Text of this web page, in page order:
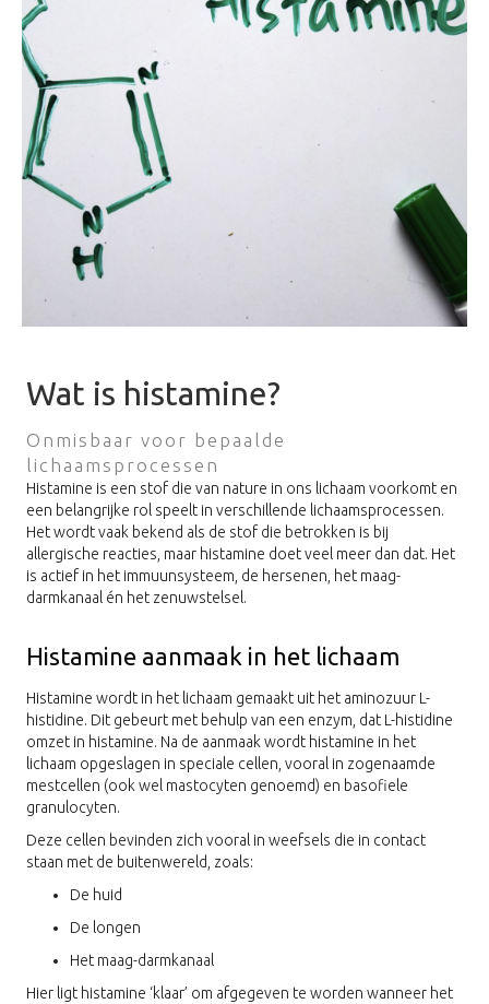
Wat is histamine?
Onmisbaar voor bepaalde
lichaamsprocessen
Histamine is een stof die van nature in ons lichaam voorkomt en
een belangrijke rol speelt in verschillende lichaamsprocessen.
Het wordt vaak bekend als de stof die betrokken is bij
allergische reacties, maar histamine doet veel meer dan dat. Het
is actief in het immuunsysteem, de hersenen, het maag-
darmkanaal én het zenuwstelsel.
Histamine aanmaak in het lichaam
Histamine wordt in het lichaam gemaakt uit het aminozuur L-
histidine. Dit gebeurt met behulp van een enzym, dat L-histidine
omzet in histamine. Na de aanmaak wordt histamine in het
lichaam opgeslagen in speciale cellen, vooral in zogenaamde
mestcellen (ook wel mastocyten genoemd) en basofiele
granulocyten.
Deze cellen bevinden zich vooral in weefsels die in contact
staan met de buitenwereld, zoals:
De huid
De longen
Het maag-darmkanaal
Hier ligt histamine ‘klaar’ om afgegeven te worden wanneer het